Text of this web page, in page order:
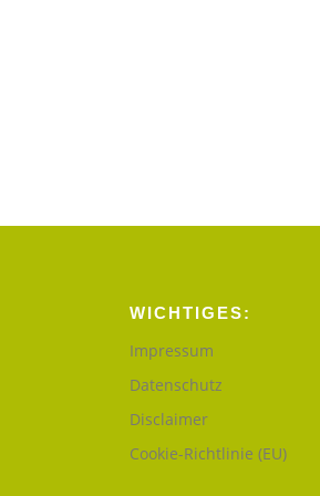
WICHTIGES:
Impressum
Datenschutz
Disclaimer
Cookie-Richtlinie (EU)